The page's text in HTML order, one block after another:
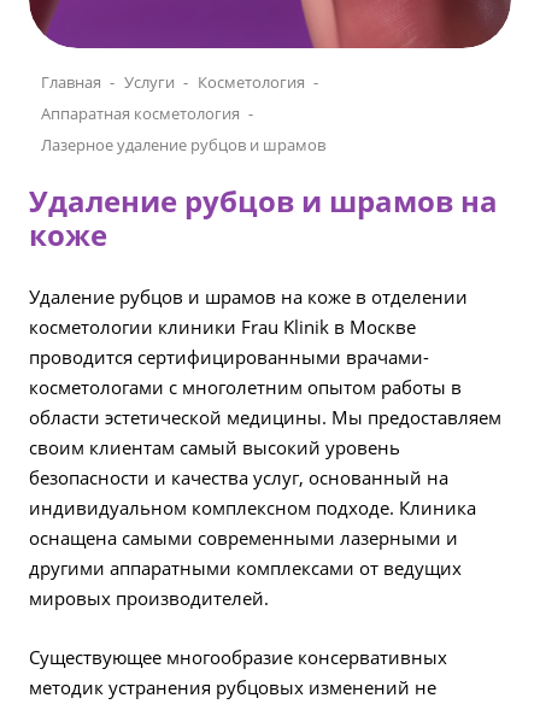
Главная Услуги
Косметология
Аппаратная косметология
Лазерное удаление рубцов и шрамов
Удаление рубцов и шрамов на
коже
Удаление рубцов и шрамов на коже в отделении
косметологии клиники Frau Klinik в Москве
проводится сертифицированными врачами-
косметологами с многолетним опытом работы в
области эстетической медицины. Мы предоставляем
своим клиентам самый высокий уровень
безопасности и качества услуг, основанный на
индивидуальном комплексном подходе. Клиника
оснащена самыми современными лазерными и
другими аппаратными комплексами от ведущих
мировых производителей.
Существующее многообразие консервативных
методик устранения рубцовых изменений не